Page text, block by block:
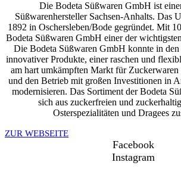
Die Bodeta Süßwaren GmbH ist
Süßwarenhersteller Sachsen-Anhalts. Das
1892 in Oschersleben/Bode gegründet. Mit
Bodeta Süßwaren GmbH einer der
Die Bodeta Süßwaren GmbH konnte in den
innovativer Produkte, einer raschen und
am hart umkämpften Markt für Zuckerwaren
und den Betrieb mit großen Investitionen in
modernisieren. Das Sortiment der Bodeta
sich aus zuckerfreien und
Osterspezialitäten und Dragees
ZUR WEBSEITE
Facebook
Instagram